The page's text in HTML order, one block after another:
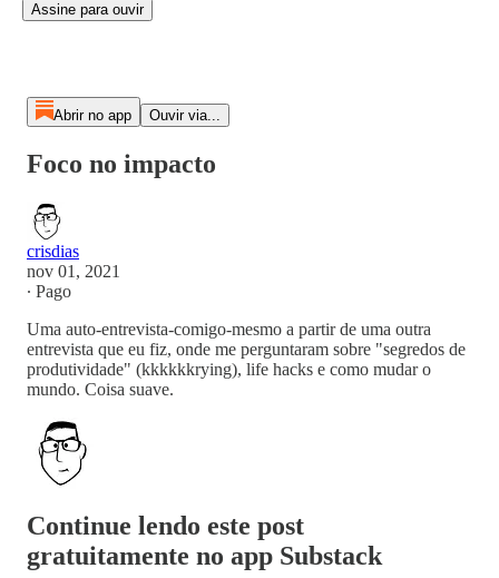
Assine para ouvir
Abrir no app Ouvir via...
Foco no impacto
crisdias
nov 01, 2021
∙ Pago
Uma auto-entrevista-comigo-mesmo a partir de uma outra
entrevista que eu fiz, onde me perguntaram sobre "segredos de
produtividade" (kkkkkkrying), life hacks e como mudar o
mundo. Coisa suave.
Continue lendo este post
gratuitamente no app Substack